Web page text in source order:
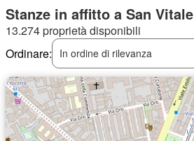
Stanze in affitto a San Vitale
13.274 proprietà disponibili
Ordinare:
In ordine di rilevanza